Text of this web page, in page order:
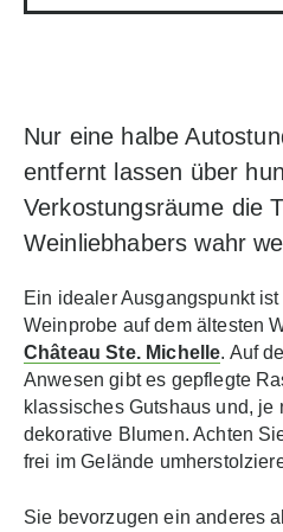
Nur eine halbe
entfernt lassen über
Verkostungsräume die
Weinliebhabers wahr
Ein idealer Ausgangspunkt
Weinprobe auf dem ältesten
Château Ste. Michelle. Auf
Anwesen gibt es gepflegte
klassisches Gutshaus und, je
dekorative Blumen. Achten
frei im Gelände
Sie bevorzugen ein anderes